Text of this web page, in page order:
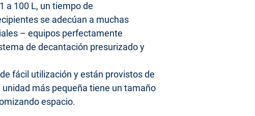
a 100 L, un tiempo de
se adecúan a muchas
– equipos perfectamente
de decantación presurizado y
fácil utilización y están provistos de
más pequeña tiene un tamaño
espacio.